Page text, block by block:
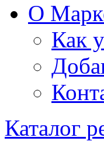
О
Как
Каталог